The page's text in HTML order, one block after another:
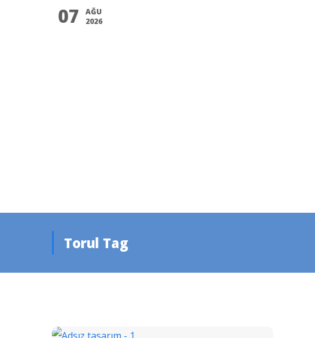
07
AĞU
2026
Torul Tag